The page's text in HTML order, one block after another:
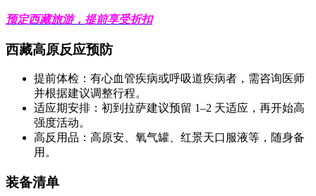
预定西藏旅游，提前享受折扣
西藏高原反应预防
提前体检：有心血管疾病或呼吸道疾病者，需咨询医师
并根据建议调整行程。
适应期安排：初到拉萨建议预留 1–2 天适应，再开始高
强度活动。
高反用品：高原安、氧气罐、红景天口服液等，随身备
用。
装备清单